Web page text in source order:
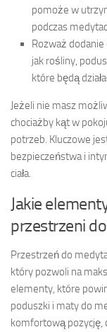
pomoże w
podczas
Rozważ
jak rośliny,
które będą
Jeżeli nie masz
chociażby kąt w
potrzeb. Kluczowe
bezpieczeństwa i
ciała.
Jakie
przestrzeni
Przestrzeń do
który pozwoli na
elementy, które
poduszki i maty do
komfortową pozycję,